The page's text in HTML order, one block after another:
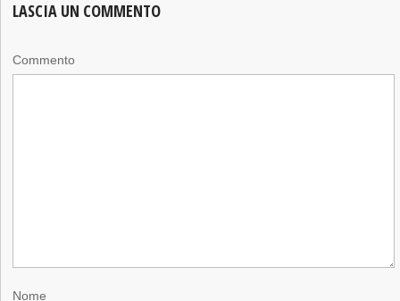
LASCIA UN COMMENTO
Commento
Nome